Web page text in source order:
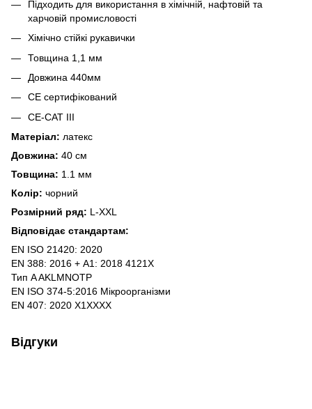
Підходить для використання в хімічній, нафтовій та
харчовій промисловості
Хімічно стійкі рукавички
Товщина 1,1 мм
Довжина 440мм
CE сертифікований
CE-CAT III
Матеріал: латекс
Довжина: 40 см
Товщина: 1.1 мм
Колір: чорний
Розмірний ряд: L-XXL
Відповідає стандартам:
EN ISO 21420: 2020
EN 388: 2016 + А1: 2018 4121X
Тип A AKLMNOTP
EN ISO 374-5:2016 Мікроорганізми
EN 407: 2020 X1XXXX
Відгуки